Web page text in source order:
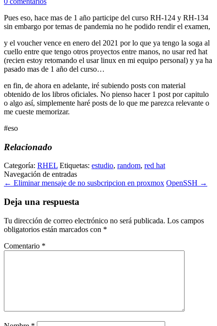
Pues eso, hace mas de 1 año participe del curso RH-124 y RH-134
sin embargo por temas de pandemia no he podido rendir el examen,
y el voucher vence en enero del 2021 por lo que ya tengo la soga al
cuello entre que tengo otros proyectos entre manos, no usar red hat
(recien estoy retomando el usar linux en mi equipo personal) y ya ha
pasado mas de 1 año del curso…
en fin, de ahora en adelante, iré subiendo posts con material
obtenido de los libros oficiales. No pienso hacer 1 post por capitulo
o algo así, simplemente haré posts de lo que me parezca relevante o
me cueste memorizar.
#eso
Relacionado
Categoría: RHEL Etiquetas: estudio, random, red hat
Navegación de entradas
← Eliminar mensaje de no susbcripcion en proxmox OpenSSH →
Deja una respuesta
Tu dirección de correo electrónico no será publicada. Los campos
obligatorios están marcados con *
Comentario *